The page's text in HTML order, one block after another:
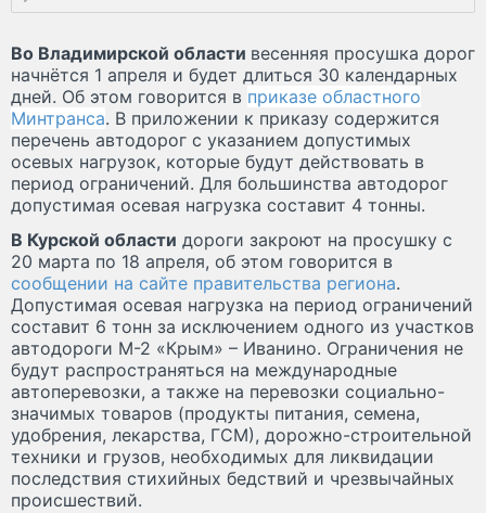
Во Владимирской области весенняя просушка дорог
начнётся 1 апреля и будет длиться 30 календарных
дней. Об этом говорится в приказе областного
Минтранса. В приложении к приказу содержится
перечень автодорог с указанием допустимых
осевых нагрузок, которые будут действовать в
период ограничений. Для большинства автодорог
допустимая осевая нагрузка составит 4 тонны.
В Курской области дороги закроют на просушку с
20 марта по 18 апреля, об этом говорится в
сообщении на сайте правительства региона.
Допустимая осевая нагрузка на период ограничений
составит 6 тонн за исключением одного из участков
автодороги М-2 «Крым» – Иванино. Ограничения не
будут распространяться на международные
автоперевозки, а также на перевозки социально-
значимых товаров (продукты питания, семена,
удобрения, лекарства, ГСМ), дорожно-строительной
техники и грузов, необходимых для ликвидации
последствия стихийных бедствий и чрезвычайных
происшествий.